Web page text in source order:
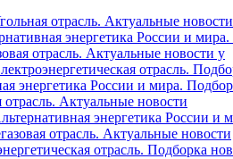
отрасль. Актуальные новости
энергетика России и
отрасль. Актуальные новости у
отрасль.
энергетика России и мира.
Актуальные новости
энергетика России и
отрасль. Актуальные новости
отрасль. Подборка